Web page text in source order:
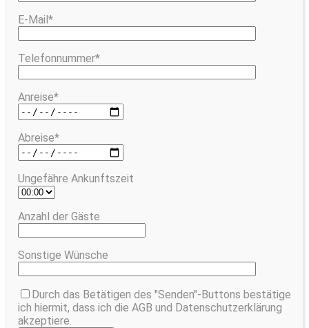
E-Mail*
Telefonnummer*
Anreise*
Abreise*
Ungefähre Ankunftszeit
Anzahl der Gäste
Sonstige Wünsche
Durch das Betätigen des "Senden"-Buttons bestätige
ich hiermit, dass ich die AGB und Datenschutzerklärung
akzeptiere.